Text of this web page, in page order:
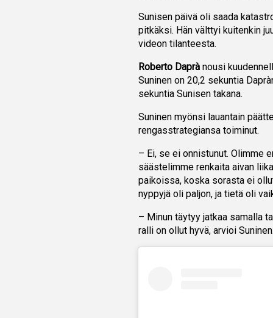
Sunisen päivä oli saada
pitkäksi. Hän välttyi kuitenkin
videon tilanteesta.
Roberto Daprà nousi
Suninen on 20,2 sekuntia
sekuntia Sunisen takana.
Suninen myönsi lauantain
rengasstrategiansa toiminut.
– Ei, se ei onnistunut. Olimme
säästelimme renkaita aivan
paikoissa, koska sorasta ei
nyppyjä oli paljon, ja tietä oli
– Minun täytyy jatkaa samalla
ralli on ollut hyvä, arvioi Suninen.